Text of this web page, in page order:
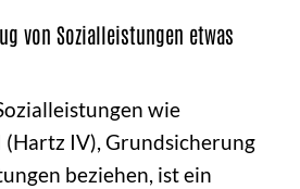
von Sozialleistungen etwas
wie
IV), Grundsicherung
beziehen, ist ein